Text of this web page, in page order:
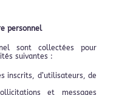
personnel
sont collectées pour
suivantes :
inscrits, d’utilisateurs, de
et messages